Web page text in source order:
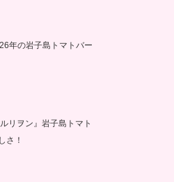
年の岩子島トマトバー
リヲン』岩子島トマト
さ！